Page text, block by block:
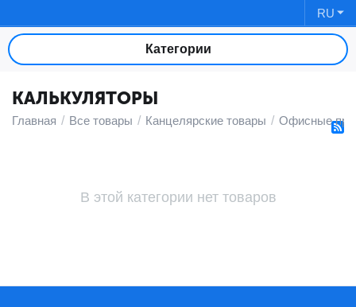
RU
Категории
КАЛЬКУЛЯТОРЫ
Главная / Все товары / Канцелярские товары / Офисные
В этой категории нет товаров